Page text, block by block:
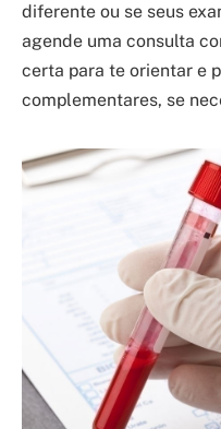
diferente ou se seus
agende uma consulta
certa para te orientar e
complementares, se